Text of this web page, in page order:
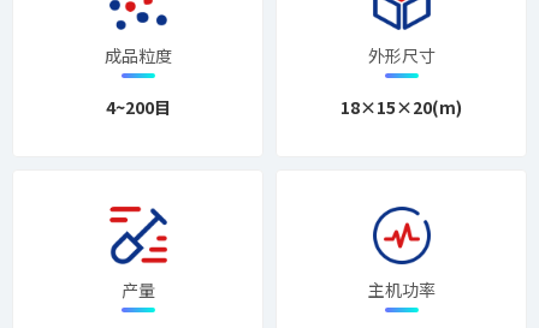
成品粒度
4~200目
外形尺寸
18×15×20(m)
产量 主机功率